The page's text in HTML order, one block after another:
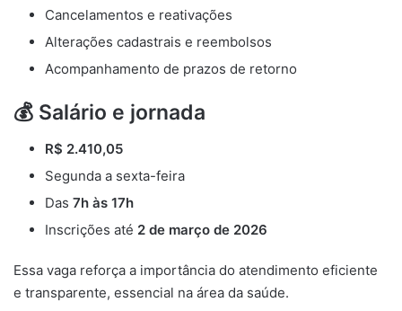
Cancelamentos e reativações
Alterações cadastrais e reembolsos
Acompanhamento de prazos de retorno
💰 Salário e jornada
R$ 2.410,05
Segunda a sexta-feira
Das 7h às 17h
Inscrições até 2 de março de 2026
Essa vaga reforça a importância do atendimento eficiente
e transparente, essencial na área da saúde.